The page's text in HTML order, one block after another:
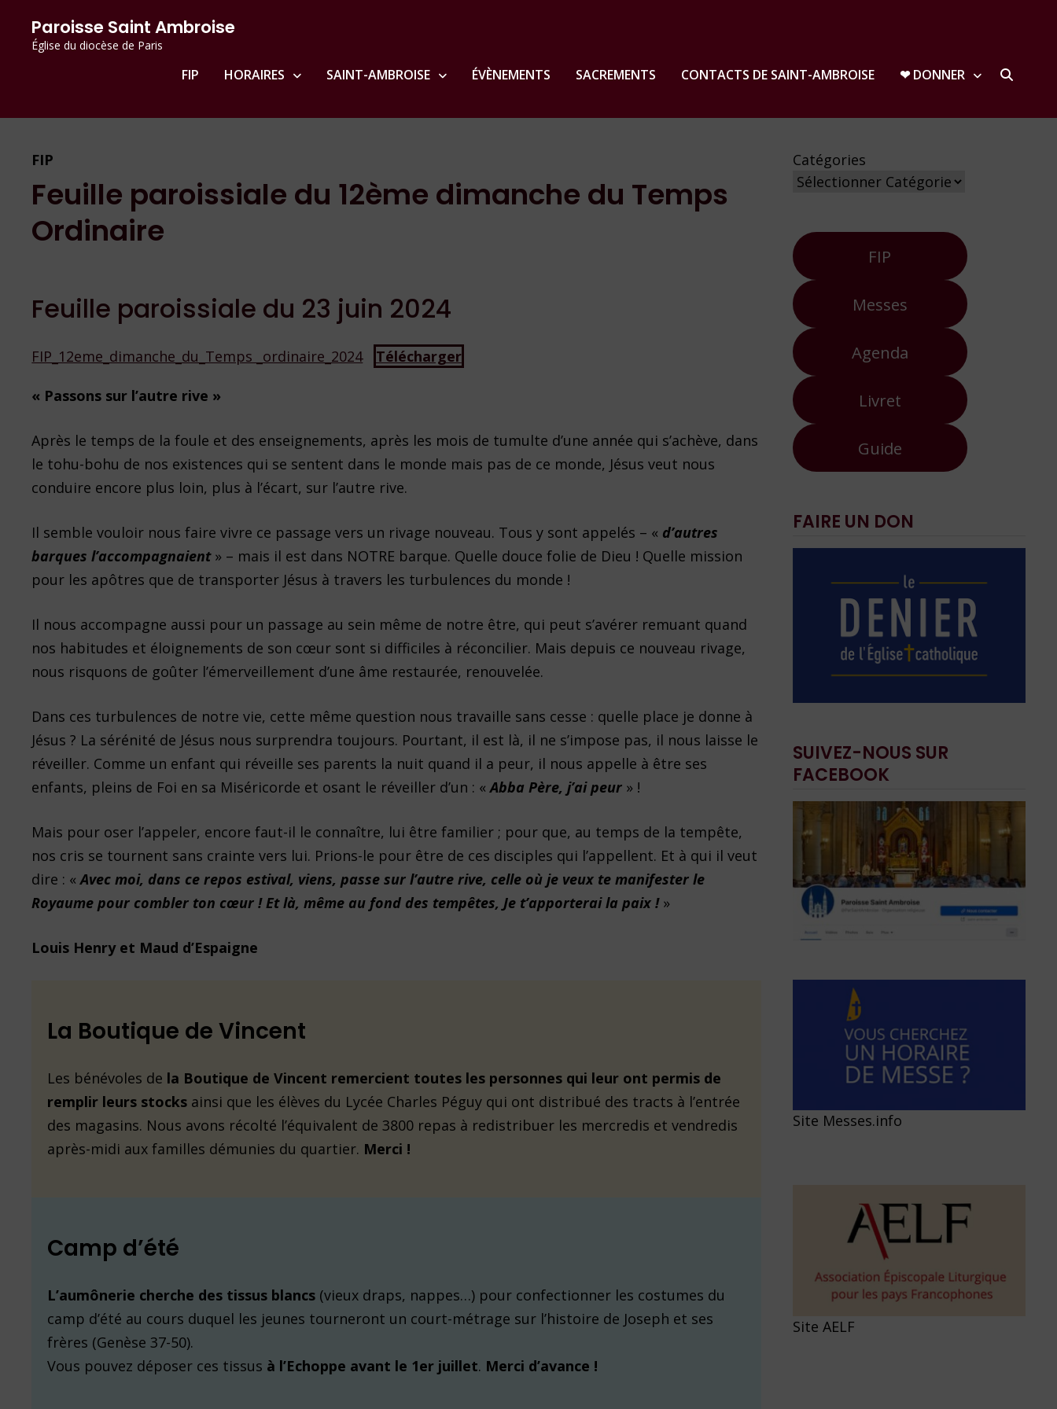
principal
contenu
Paroisse Saint Ambroise
Église du diocèse de Paris
FIP HORAIRES SAINT-AMBROISE ÉVÈNEMENTS SACREMENTS CONTACTS DE SAINT-AMBROISE ❤︎ DONNER
FIP
Feuille paroissiale du 12ème dimanche du Temps
Ordinaire
Feuille paroissiale du 23 juin 2024
FIP_12eme_dimanche_du_Temps _ordinaire_2024 Télécharger
« Passons sur l’autre rive »
Après le temps de la foule et des enseignements, après les mois de tumulte d’une année qui s’achève, dans
le tohu-bohu de nos existences qui se sentent dans le monde mais pas de ce monde, Jésus veut nous
conduire encore plus loin, plus à l’écart, sur l’autre rive.
Il semble vouloir nous faire vivre ce passage vers un rivage nouveau. Tous y sont appelés – « d’autres
barques l’accompagnaient» – mais il est dans NOTRE barque. Quelle douce folie de Dieu ! Quelle mission
pour les apôtres que de transporter Jésus à travers les turbulences du monde !
Il nous accompagne aussi pour un passage au sein même de notre être, qui peut s’avérer remuant quand
nos habitudes et éloignements de son cœur sont si difficiles à réconcilier. Mais depuis ce nouveau rivage,
nous risquons de goûter l’émerveillement d’une âme restaurée, renouvelée.
Dans ces turbulences de notre vie, cette même question nous travaille sans cesse : quelle place je donne à
Jésus ? La sérénité de Jésus nous surprendra toujours. Pourtant, il est là, il ne s’impose pas, il nous laisse le
réveiller. Comme un enfant qui réveille ses parents la nuit quand il a peur, il nous appelle à être ses
enfants, pleins de Foi en sa Miséricorde et osant le réveiller d’un : «Abba Père, j’ai peur » !
Mais pour oser l’appeler, encore faut-il le connaître, lui être familier ; pour que, au temps de la tempête,
nos cris se tournent sans crainte vers lui. Prions-le pour être de ces disciples qui l’appellent. Et à qui il veut
dire : «Avec moi, dans ce repos estival, viens, passe sur l’autre rive, celle où je veux te manifester le
Royaume pour combler ton cœur ! Et là, même au fond des tempêtes, Je t’apporterai la paix !»
Louis Henry et Maud d’Espaigne
La Boutique de Vincent
Les bénévoles de la Boutique de Vincent remercient toutes les personnes qui leur ont permis de
remplir leurs stocks ainsi que les élèves du Lycée Charles Péguy qui ont distribué des tracts à l’entrée
des magasins. Nous avons récolté l’équivalent de 3800 repas à redistribuer les mercredis et vendredis
après-midi aux familles démunies du quartier. Merci !
Camp d’été
L’aumônerie cherche des tissus blancs (vieux draps, nappes…) pour confectionner les costumes du
camp d’été au cours duquel les jeunes tourneront un court-métrage sur l’histoire de Joseph et ses
frères (Genèse 37-50).
Vous pouvez déposer ces tissus à l’Echoppe avant le 1er juillet. Merci d’avance !
Catégories
FIP
Messes
Agenda
Livret
Guide
FAIRE UN DON
SUIVEZ-NOUS SUR
FACEBOOK
Site Messes.info
Site AELF